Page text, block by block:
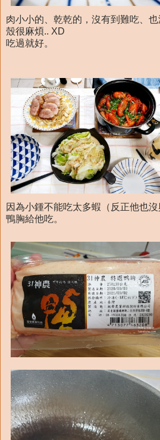
肉小小的、乾乾的，沒有到難吃、
殼很麻煩.. XD
吃過就好。
因為小鍾不能吃太多蝦（反正他也
鴨胸給他吃。